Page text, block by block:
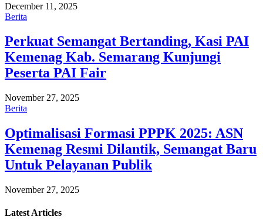
December 11, 2025
Berita
Perkuat Semangat Bertanding, Kasi PAI
Kemenag Kab. Semarang Kunjungi
Peserta PAI Fair
November 27, 2025
Berita
Optimalisasi Formasi PPPK 2025: ASN
Kemenag Resmi Dilantik, Semangat Baru
Untuk Pelayanan Publik
November 27, 2025
Latest Articles